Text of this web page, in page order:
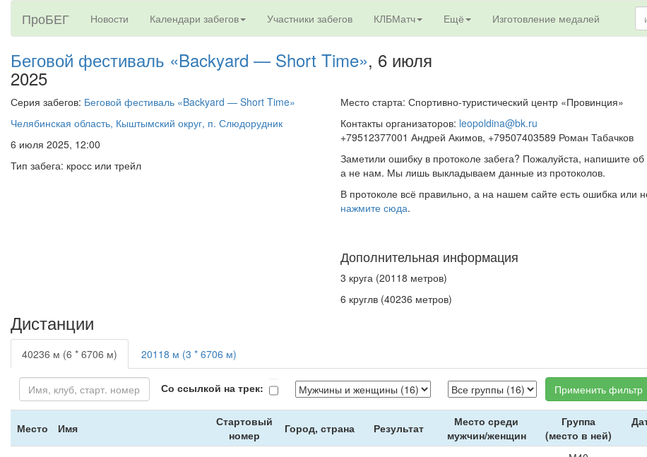
ПроБЕГ Новости Календари забегов Участники забегов КЛБМатч Ещё Изготовление медалей
Беговой фестиваль «Backyard — Short Time», 6 июля
2025
Серия забегов: Беговой фестиваль «Backyard — Short Time»
Челябинская область, Кыштымский округ, п. Слюдорудник
6 июля 2025, 12:00
Тип забега: кросс или трейл
Место старта: Спортивно-туристический центр «Провинция»
Контакты организаторов: leopoldina@bk.ru
+79512377001 Андрей Акимов, +79507403589 Роман Табачков
Заметили ошибку в протоколе забега? Пожалуйста, напишите об
а не нам. Мы лишь выкладываем данные из протоколов.
В протоколе всё правильно, а на нашем сайте есть ошибка или
нажмите сюда.
Дополнительная информация
3 круга (20118 метров)
6 круглв (40236 метров)
Дистанции
40236 м (6 * 6706 м) 20118 м (3 * 6706 м)
Со ссылкой на трек: Применить фильтр
Место Имя
Стартовый
номер
Город, страна Результат
Место среди
мужчин/женщин
Группа
(место в ней)